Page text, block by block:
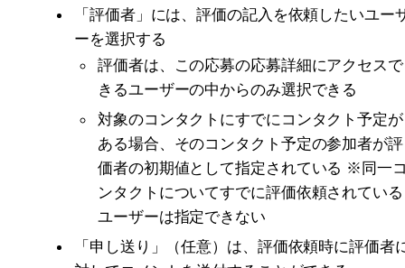
「評価者」には、評価の記入を依頼したいユー
ーを選択する
評価者は、この応募の応募詳細にアクセスで
きるユーザーの中からのみ選択できる
対象のコンタクトにすでにコンタクト予定が
ある場合、そのコンタクト予定の参加者が評
価者の初期値として指定されている ※同一
ンタクトについてすでに評価依頼されている
ユーザーは指定できない
「申し送り」（任意）は、評価依頼時に評価者